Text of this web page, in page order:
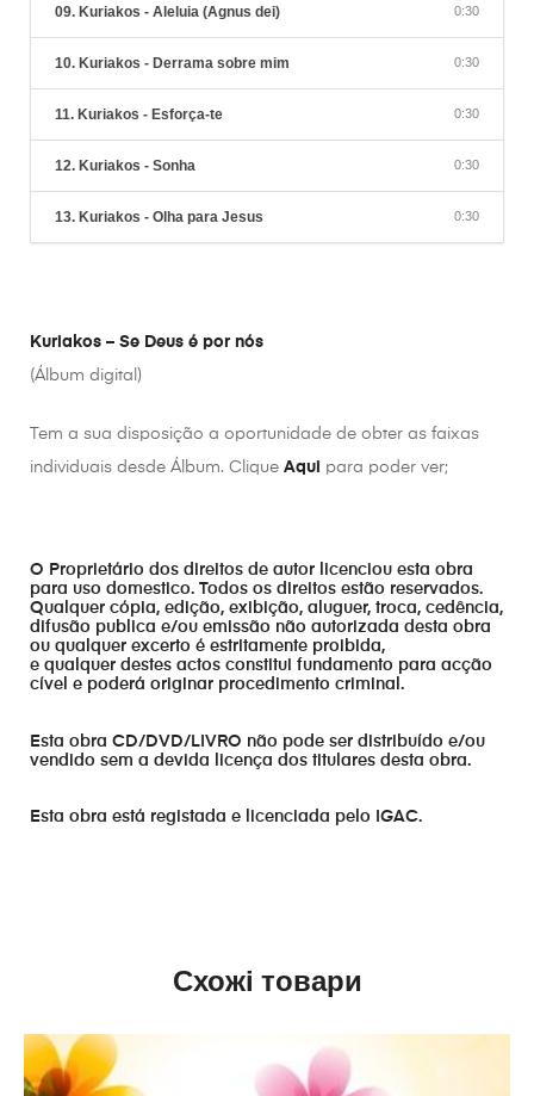
09. Kuriakos - Aleluia (Agnus dei) 0:30
10. Kuriakos - Derrama sobre mim 0:30
11. Kuriakos - Esforça-te 0:30
12. Kuriakos - Sonha 0:30
13. Kuriakos - Olha para Jesus 0:30
Kuriakos – Se Deus é por nós
(Álbum digital)
Tem a sua disposição a oportunidade de obter as faixas
individuais desde Álbum. Clique Aqui para poder ver;
O Proprietário dos direitos de autor licenciou esta obra
para uso domestico. Todos os direitos estão reservados.
Qualquer cópia, edição, exibição, aluguer, troca, cedência,
difusão publica e/ou emissão não autorizada desta obra
ou qualquer excerto é estritamente proibida,
e qualquer destes actos constitui fundamento para acção
cível e poderá originar procedimento criminal.
Esta obra CD/DVD/LIVRO não pode ser distribuído e/ou
vendido sem a devida licença dos titulares desta obra.
Esta obra está registada e licenciada pelo IGAC.
Схожі товари